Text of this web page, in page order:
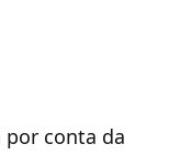
conta da